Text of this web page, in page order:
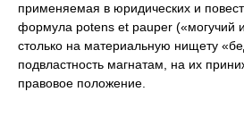
применяемая в юридических и
формула potens et pauper («могучий
столько на материальную нищету
подвластность магнатам, на их
правовое положение.